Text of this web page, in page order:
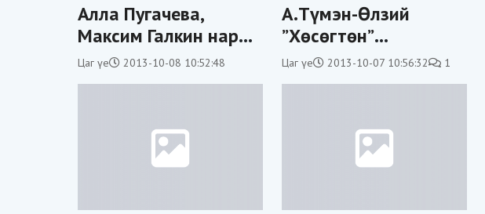
Алла Пугачева,
Максим Галкин нар
ихэр хүүхэдтэй
боллоо
Цаг үе 2013-10-08 10:52:48
А.Түмэн-Өлзий
”Хөсөгтөн”
хамтлагтай
хамтарна
Цаг үе 2013-10-07 10:56:32 1